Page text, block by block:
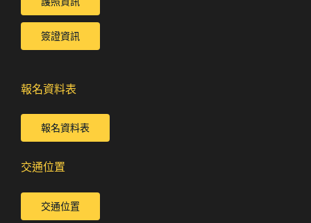
簽證資訊
報名資料表
報名資料表
交通位置
交通位置